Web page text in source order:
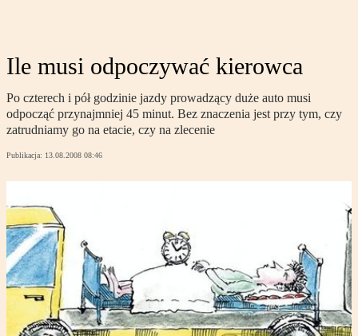
Ile musi odpoczywać kierowca
Po czterech i pół godzinie jazdy prowadzący duże auto musi
odpocząć przynajmniej 45 minut. Bez znaczenia jest przy tym, czy
zatrudniamy go na etacie, czy na zlecenie
Publikacja: 13.08.2008 08:46